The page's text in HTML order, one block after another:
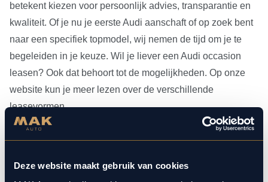
Deze website maakt gebruik van cookies
betekent kiezen voor persoonlijk advies, transparantie en
kwaliteit. Of je nu je eerste Audi aanschaft of op zoek bent
naar een specifiek topmodel, wij nemen de tijd om je te
begeleiden in je keuze. Wil je liever een Audi occasion
leasen? Ook dat behoort tot de mogelijkheden. Op onze
website kun je meer lezen over de verschillende
leasevormen.
Heb je je Audi occasion eenmaal gevonden, dan kun je
aangesloten bij Bosch Car Service, beschikken onze